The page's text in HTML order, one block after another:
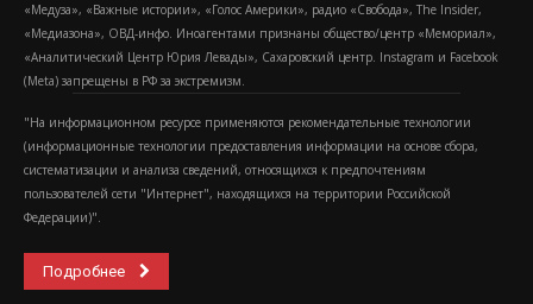
«Медуза», «Важные истории», «Голос Америки», радио «Свобода», The Insider,
«Медиазона», ОВД-инфо. Иноагентами признаны общество/центр «Мемориал»,
«Аналитический Центр Юрия Левады», Сахаровский центр. Instagram и Facebook
(Metа) запрещены в РФ за экстремизм.
"На информационном ресурсе применяются рекомендательные технологии
(информационные технологии предоставления информации на основе сбора,
систематизации и анализа сведений, относящихся к предпочтениям
пользователей сети "Интернет", находящихся на территории Российской
Федерации)".
Подробнее